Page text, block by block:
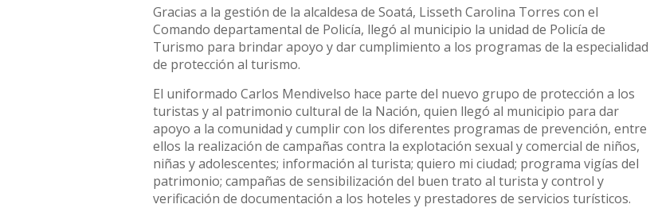
Gracias a la gestión de la alcaldesa de Soatá, Lisseth Carolina Torres con el
Comando departamental de Policía, llegó al municipio la unidad de Policía de
Turismo para brindar apoyo y dar cumplimiento a los programas de la especialidad
de protección al turismo.
El uniformado Carlos Mendivelso hace parte del nuevo grupo de protección a los
turistas y al patrimonio cultural de la Nación, quien llegó al municipio para dar
apoyo a la comunidad y cumplir con los diferentes programas de prevención, entre
ellos la realización de campañas contra la explotación sexual y comercial de niños,
niñas y adolescentes; información al turista; quiero mi ciudad; programa vigías del
patrimonio; campañas de sensibilización del buen trato al turista y control y
verificación de documentación a los hoteles y prestadores de servicios turísticos.